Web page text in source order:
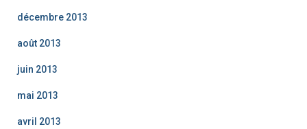
décembre 2013
août 2013
juin 2013
mai 2013
avril 2013